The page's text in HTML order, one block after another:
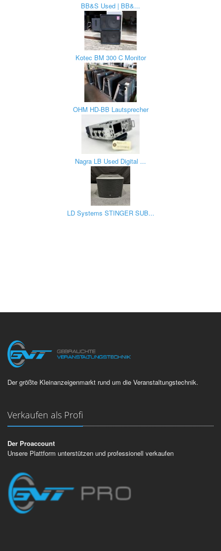
BB&S Used | BB&...
Kotec BM 300 C Monitor
OHM HD-BB Lautsprecher
Nagra LB Used Digital ...
LD Systems STINGER SUB...
Der größte Kleinanzeigenmarkt rund um die Veranstaltungstechnik.
Verkaufen als Profi
Der Proaccount
Unsere Plattform unterstützen und professionell verkaufen